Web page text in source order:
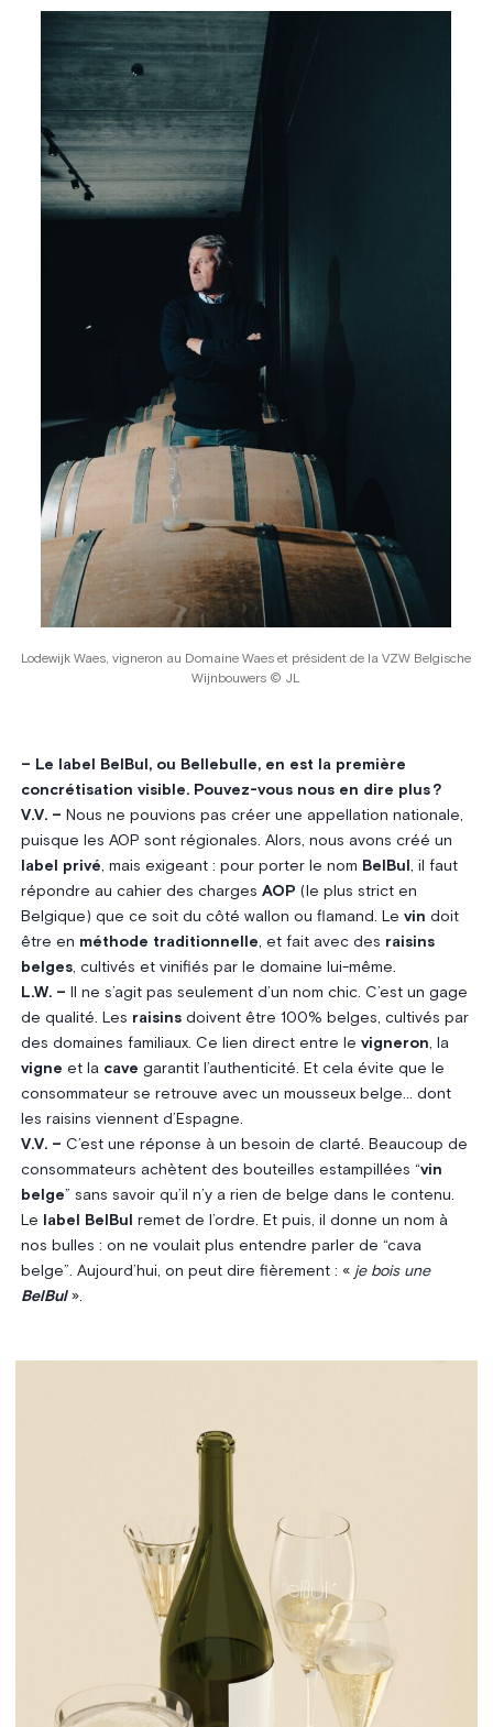
Lodewijk Waes, vigneron au Domaine Waes et président de la VZW Belgische
Wijnbouwers © JL
– Le label BelBul, ou Bellebulle, en est la première
concrétisation visible. Pouvez-vous nous en dire plus ?
V.V. – Nous ne pouvions pas créer une appellation nationale,
puisque les AOP sont régionales. Alors, nous avons créé un
label privé, mais exigeant : pour porter le nom BelBul , il faut
répondre au cahier des charges AOP (le plus strict en
Belgique) que ce soit du côté wallon ou flamand. Le vin doit
être en méthode traditionnelle, et fait avec des raisins
belges, cultivés et vinifiés par le domaine lui-même.
L.W. – Il ne s’agit pas seulement d’un nom chic. C’est un gage
de qualité. Les raisinsdoivent être 100% belges, cultivés par
des domaines familiaux. Ce lien direct entre le vigneron, la
vigne et la cave garantit l’authenticité. Et cela évite que le
consommateur se retrouve avec un mousseux belge… dont
les raisins viennent d’Espagne.
V.V. – C’est une réponse à un besoin de clarté. Beaucoup de
consommateurs achètent des bouteilles estampillées “vin
belge” sans savoir qu’il n’y a rien de belge dans le contenu.
Le
label BelBul
remet de l’ordre. Et puis, il donne un nom à
nos bulles : on ne voulait plus entendre parler de “cava
belge”. Aujourd’hui, on peut dire fièrement : «je bois une
BelBul».